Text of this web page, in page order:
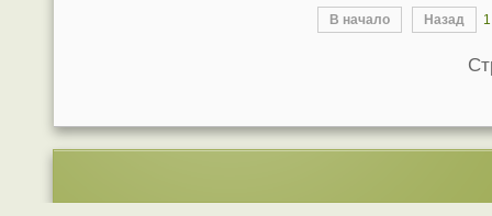
В начало Назад 1